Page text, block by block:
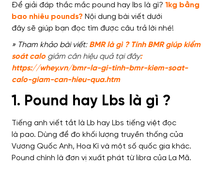
Để giải đáp thắc mắc pound hay lbs là gì? 1kg bằng
bao nhiêu pounds? Nội dung bài viết dưới
đây sẽ giúp bạn đọc tìm được câu trả lời nhé!
» Tham khảo bài viết: BMR là gì ? Tính BMR giúp kiểm
soát calo giảm cân hiệu quả tại đây:
https://whey.vn/bmr-la-gi-tinh-bmr-kiem-soat-
calo-giam-can-hieu-qua.htm
1. Pound hay Lbs là gì ?
Tiếng anh viết tắt là Lb hay Lbs tiếng việt đọc
là pao. Dùng để đo khối lượng truyền thống của
Vương Quốc Anh, Hoa Kì và một số quốc gia khác.
Pound chính là đơn vị xuất phát từlibra của La Mã.